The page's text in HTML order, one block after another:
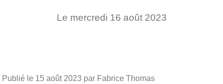
Le mercredi 16 août 2023
Publié le 15 août 2023 par Fabrice Thomas